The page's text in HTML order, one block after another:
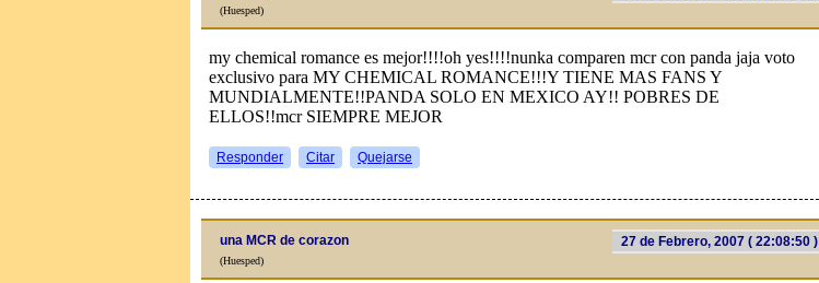
(Huesped)
my chemical romance es mejor!!!!oh yes!!!!nunka comparen mcr con panda jaja voto
exclusivo para MY CHEMICAL ROMANCE!!!Y TIENE MAS FANS Y
MUNDIALMENTE!!PANDA SOLO EN MEXICO AY!! POBRES DE
ELLOS!!mcr SIEMPRE MEJOR
Responder Citar Quejarse
27 de Febrero, 2007 ( 22:08:50 )
una MCR de corazon
(Huesped)